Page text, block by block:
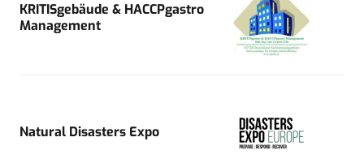
KRITISgebäude & HACCPgastro
Management
Natural Disasters Expo